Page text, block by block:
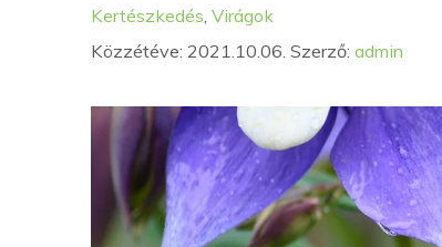
Kategória
Kertészkedés, VirágokCímkék
Közzétéve: 2021.10.06. Szerző: admin